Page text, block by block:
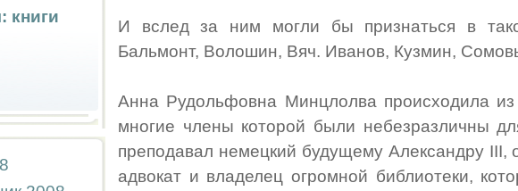
книги
И вслед за ним могли бы признаться в
Бальмонт, Волошин, Вяч. Иванов, Кузмин,
Анна Рудольфовна Минцлолва происходила
многие члены которой были небезразличны
преподавал немецкий будущему Александру III,
адвокат и владелец огромной библиотеки,